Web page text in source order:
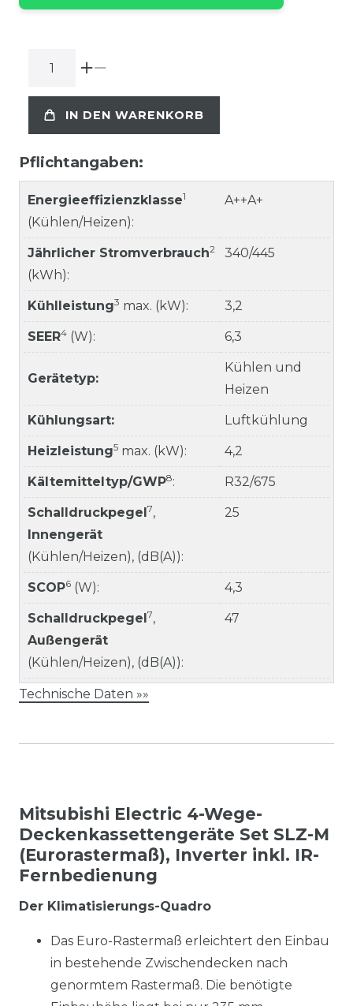
IN DEN WARENKORB
Pflichtangaben:
Energieeffizienzklasse1
(Kühlen/Heizen):
A++A+
Jährlicher Stromverbrauch2
(kWh):
340/445
Kühlleistung3 max. (kW): 3,2
SEER4 (W): 6,3
Gerätetyp:
Kühlen und
Heizen
Kühlungsart: Luftkühlung
Heizleistung5 max. (kW): 4,2
Kältemitteltyp/GWP8: R32/675
Schalldruckpegel 7,
Innengerät
(Kühlen/Heizen), (dB(A)):
25
SCOP6 (W): 4,3
Schalldruckpegel 7,
Außengerät
(Kühlen/Heizen), (dB(A)):
47
Technische Daten »»
Mitsubishi Electric 4-Wege-
Deckenkassettengeräte Set SLZ-M
(Eurorastermaß), Inverter inkl. IR-
Fernbedienung
Der Klimatisierungs-Quadro
Das Euro-Rastermaß erleichtert den Einbau
in bestehende Zwischendecken nach
genormtem Rastermaß. Die benötigte